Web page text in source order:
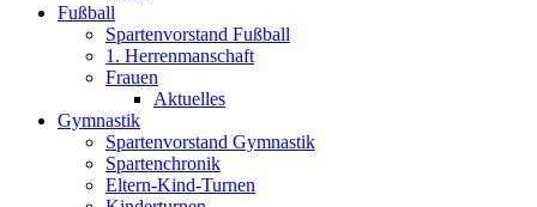
Fußball
Spartenvorstand Fußball
1. Herrenmanschaft
Frauen
Aktuelles
Gymnastik
Spartenvorstand Gymnastik
Spartenchronik
Eltern-Kind-Turnen